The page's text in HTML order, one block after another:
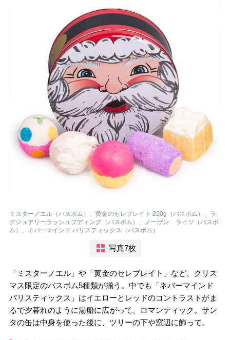
ミスターノエル（バスボム）、黄金のセレブレイト 220g（バスボム）、ラ
グジュアリーラッシュプディング（バスボム）、ノーザン ライツ（バスボ
ム）、ネバーマインド バリスティックス（バスボム）
写真7枚
「ミスターノエル」や「黄金のセレブレイト」など、クリス
マス限定のバスボム5種類が揃う。中でも「ネバーマインド
バリスティックス」はイエローとレッドのコントラストがま
るで夕暮れのように湯船に広がって、ロマンティック。サン
タの缶は中身を使った後に、ツリーの下や窓辺に飾って。